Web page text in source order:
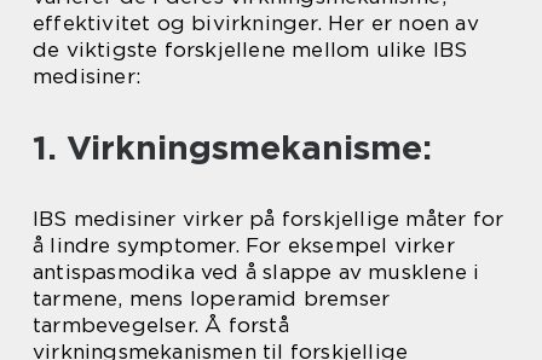
effektivitet og bivirkninger. Her er noen av
de viktigste forskjellene mellom ulike IBS
medisiner:
1. Virkningsmekanisme:
IBS medisiner virker på forskjellige måter for
å lindre symptomer. For eksempel virker
antispasmodika ved å slappe av musklene i
tarmene, mens loperamid bremser
tarmbevegelser. Å forstå
virkningsmekanismen til forskjellige